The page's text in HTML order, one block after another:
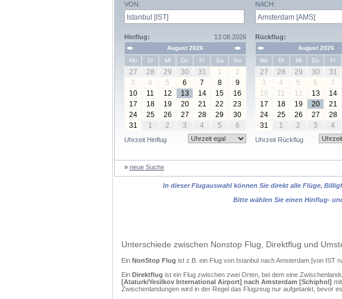
VON:
Hinflug: 13.08.2026
August 2026
Mo
Di Mi Do Fr Sa So
27 28 29 30 31 1
2
3
4 5 6 7 8
9
10
11 12 13 14 15
16
17
18 19 20 21 22
23
24
25 26 27 28 29
30
31
1 2 3 4 5 6
Uhrzeit Hinflug
NACH:
Rückflug:
August 2026
Mo
Di Mi Do Fr
27 28 29 30 31
3
4 5 6 7
10
11 12 13 14
17
18 19 20 21
24
25 26 27 28
31
1 2 3 4
Uhrzeit Rückflug
» neue Suche
In dieser Flugauswahl können Sie direkt alle Flüge,
Bitte wählen Sie einen Hinflug-
Unterschiede zwischen Nonstop Flug, Direktflug und
Ein NonStop Flug ist z.B. ein Flug von Istanbul nach Amsterdam [von IST
Ein Direktflug ist ein Flug zwischen zwei Orten, bei dem eine
[Ataturk/Yesilkov International Airport] nach Amsterdam [Schiphol]
Zwischenlandungen wird in der Regel das Flugzeug nur aufgetankt, bevor